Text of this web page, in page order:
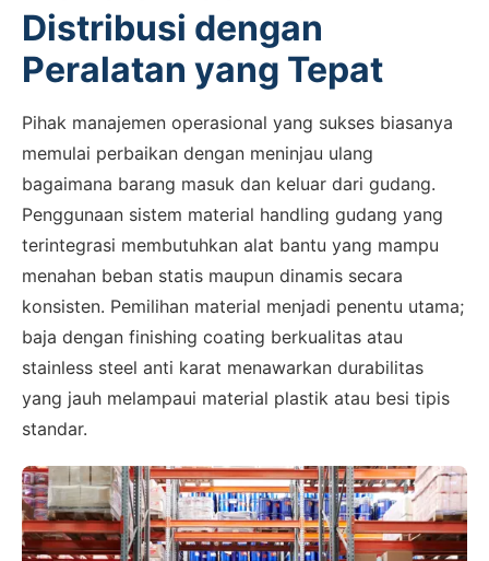
Distribusi dengan
Peralatan yang Tepat
Pihak manajemen operasional yang sukses biasanya
memulai perbaikan dengan meninjau ulang
bagaimana barang masuk dan keluar dari gudang.
Penggunaan sistem material handling gudang yang
terintegrasi membutuhkan alat bantu yang mampu
menahan beban statis maupun dinamis secara
konsisten. Pemilihan material menjadi penentu utama;
baja dengan finishing coating berkualitas atau
stainless steel anti karat menawarkan durabilitas
yang jauh melampaui material plastik atau besi tipis
standar.